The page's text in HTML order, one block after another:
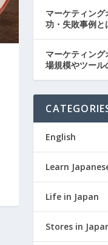
マーケティン
功・失敗事例と
マーケティン
場規模やツー
English
Learn
Life in Japan
Stores in